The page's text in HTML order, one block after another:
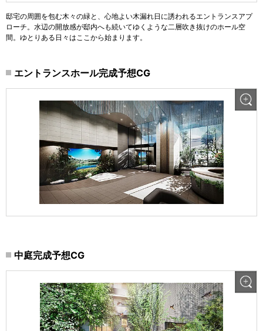
邸宅の周囲を包む木々の緑と、心地よい木漏れ日に誘われるエントランスアプ
ローチ。水辺の開放感が邸内へも続いてゆくような二層吹き抜けのホール空
間。ゆとりある日々はここから始まります。
エントランスホール完成予想CG
中庭完成予想CG